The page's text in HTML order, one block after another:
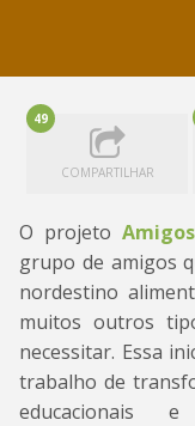
49
COMPARTILHAR
O projeto
grupo de amigos
nordestino
muitos outros
necessitar. Essa
trabalho de
educacionais